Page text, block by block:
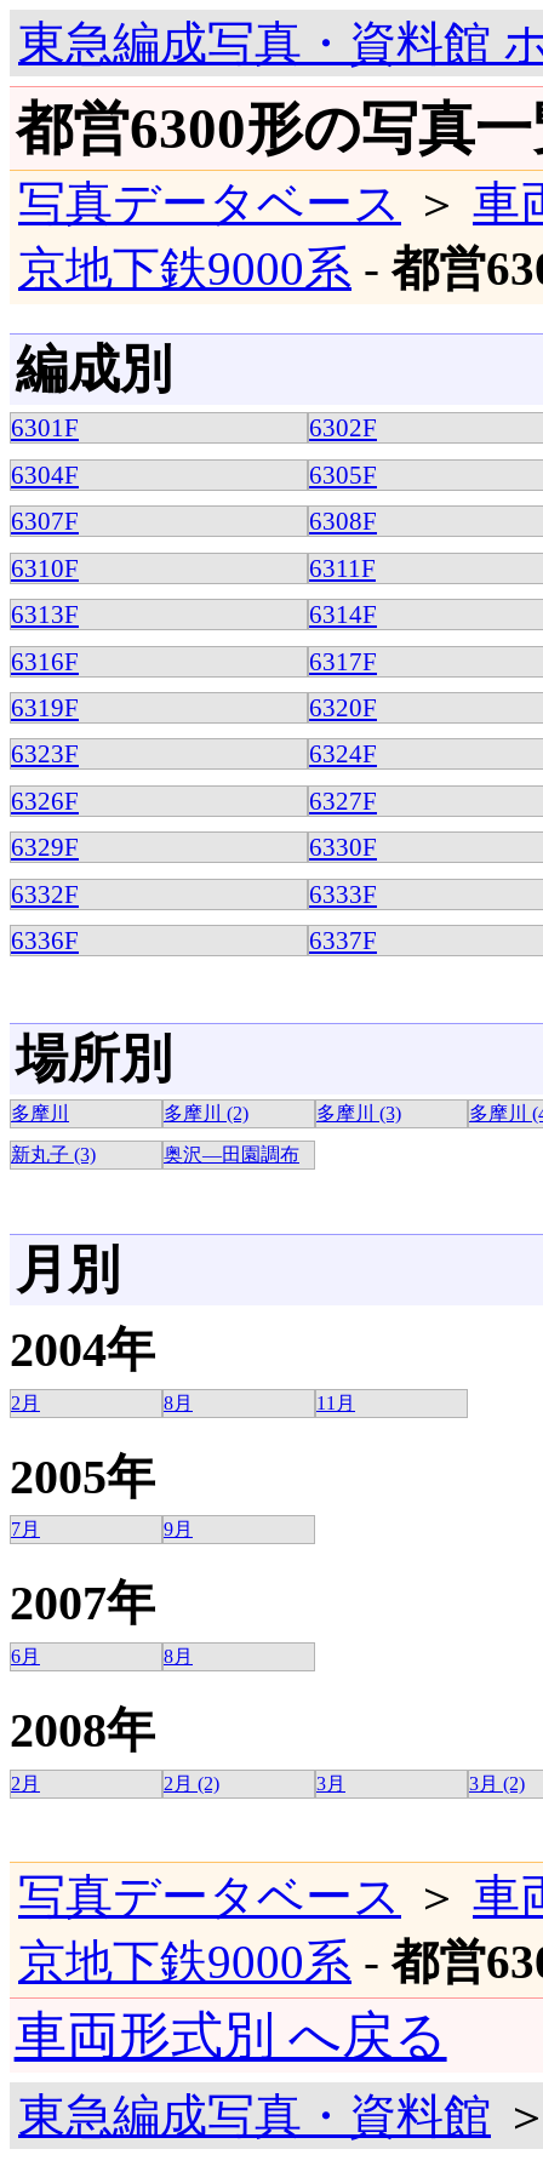
東急編成写真・資料館
都営6300形の写真
写真データベース ＞ 車
京地下鉄9000系 - 都営
編成別
6301F
6302F
6304F
6305F
6307F
6308F
6310F
6311F
6313F
6314F
6316F
6317F
6319F
6320F
6323F
6324F
6326F
6327F
6329F
6330F
6332F
6333F
6336F
6337F
場所別
多摩川 多摩川 (2) 多摩川 (3)
多摩川
新丸子 (3)
奥沢―田園調布
月別
2004年
2月 8月 11月
2005年
7月 9月
2007年
6月 8月
2008年
2月 2月 (2) 3月 3月 (2)
写真データベース ＞ 車
京地下鉄9000系 - 都営
車両形式別 へ戻る
東急編成写真・資料館